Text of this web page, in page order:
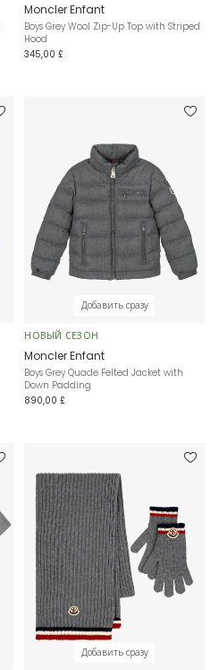
Moncler Enfant
Boys Grey Wool Zip-Up Top with Striped
Hood
345,00 £
Добавить сразу
НОВЫЙ СЕЗОН
Moncler Enfant
Boys Grey Quade Felted Jacket with
Down Padding
890,00 £
Добавить сразу